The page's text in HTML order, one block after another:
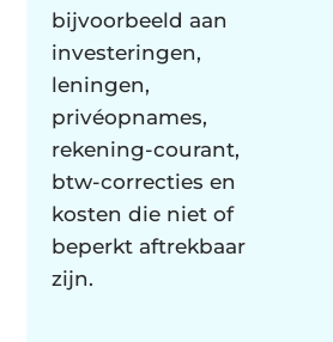
bijvoorbeeld aan
investeringen,
leningen,
privéopnames,
rekening-courant,
btw-correcties en
kosten die niet of
beperkt aftrekbaar
zijn.